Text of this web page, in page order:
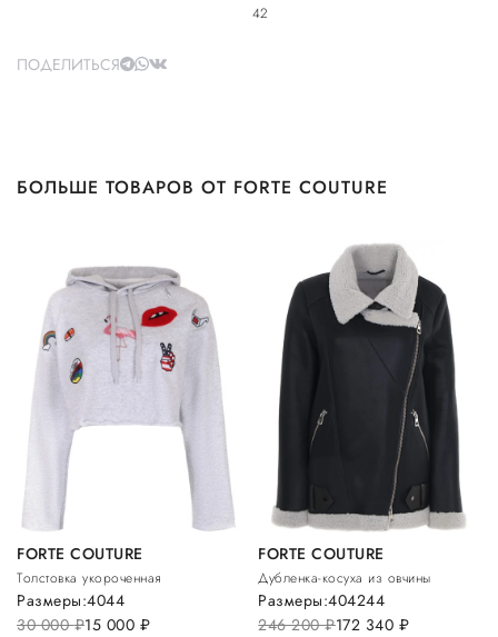
42
ПОДЕЛИТЬСЯ
БОЛЬШЕ ТОВАРОВ ОТ FORTE COUTURE
FORTE COUTURE
Толстовка укороченная
30 000руб.15 000 руб.
Размеры:4044
FORTE COUTURE
Дубленка-косуха из овчины
246 200руб.172 340 руб.
Размеры:404244